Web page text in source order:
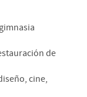
de
cine,